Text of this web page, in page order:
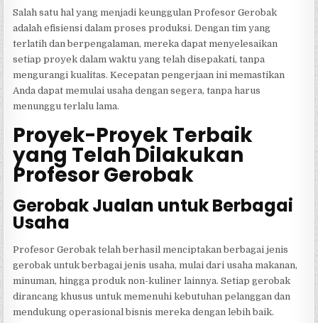
Salah satu hal yang menjadi keunggulan Profesor Gerobak
adalah efisiensi dalam proses produksi. Dengan tim yang
terlatih dan berpengalaman, mereka dapat menyelesaikan
setiap proyek dalam waktu yang telah disepakati, tanpa
mengurangi kualitas. Kecepatan pengerjaan ini memastikan
Anda dapat memulai usaha dengan segera, tanpa harus
menunggu terlalu lama.
Proyek-Proyek Terbaik
yang Telah Dilakukan
Profesor Gerobak
Gerobak Jualan untuk Berbagai
Usaha
Profesor Gerobak telah berhasil menciptakan berbagai jenis
gerobak untuk berbagai jenis usaha, mulai dari usaha makanan,
minuman, hingga produk non-kuliner lainnya. Setiap gerobak
dirancang khusus untuk memenuhi kebutuhan pelanggan dan
mendukung operasional bisnis mereka dengan lebih baik.